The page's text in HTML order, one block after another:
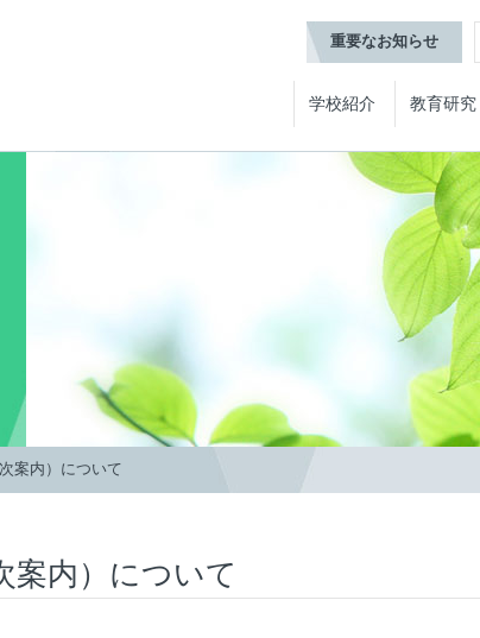
重要なお知らせ
学校紹介 教育研究
案内）について
案内）について